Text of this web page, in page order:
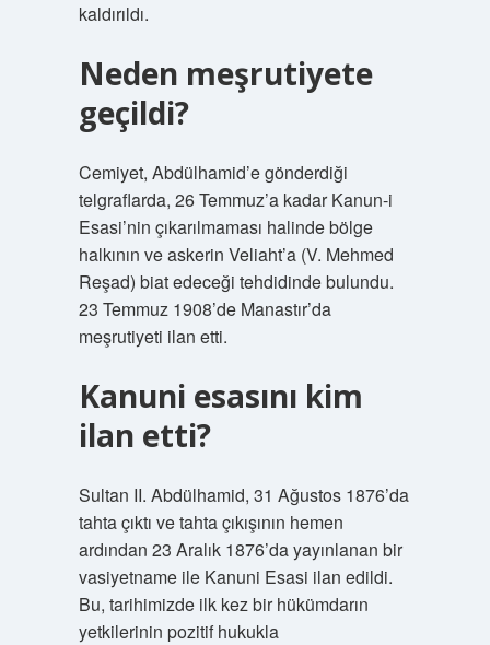
kaldırıldı.
Neden meşrutiyete
geçildi?
Cemiyet, Abdülhamid’e gönderdiği
telgraflarda, 26 Temmuz’a kadar Kanun-i
Esasi’nin çıkarılmaması halinde bölge
halkının ve askerin Veliaht’a (V. Mehmed
Reşad) biat edeceği tehdidinde bulundu.
23 Temmuz 1908’de Manastır’da
meşrutiyeti ilan etti.
Kanuni esasını kim
ilan etti?
Sultan II. Abdülhamid, 31 Ağustos 1876’da
tahta çıktı ve tahta çıkışının hemen
ardından 23 Aralık 1876’da yayınlanan bir
vasiyetname ile Kanuni Esasi ilan edildi.
Bu, tarihimizde ilk kez bir hükümdarın
yetkilerinin pozitif hukukla